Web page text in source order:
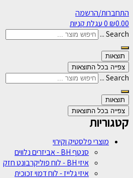
התחברות/הרשמה
₪0.00
0עגלת קניות
Search ...
תוצאות
צפייה בכל התוצאות
Search ...
תוצאות
צפייה בכל התוצאות
קטגוריות
מוצרי פלסטיק וקירוי
סנטף BH - אביזרים נלווים
איזי BH - לוח פוליקרבונט חזק
איזי גלייז - לוח דמוי זכוכית